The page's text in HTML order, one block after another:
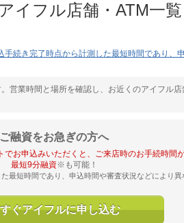
イフル店舗・ATM一覧
続き完了時点から計測した最短時間であり、
営業時間と場所を確認し、お近くのアイフル店
ご融資をお急ぎの方へ
でお申込みいただくと、ご来店時のお手続時間
最短9分融資※も可能！
最短時間であり、申込時間や審査状況などにより異
ぐアイフルに申し込む